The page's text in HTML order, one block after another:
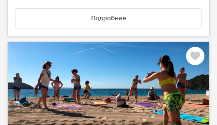
Подробнее